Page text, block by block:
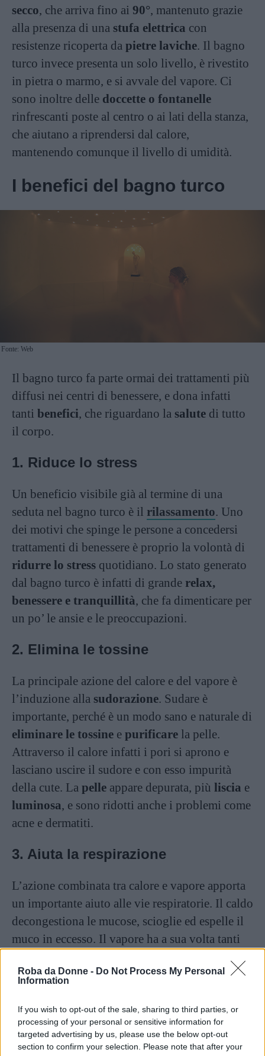
Roba da Donne - Do Not Process My Personal
Information
If you wish to opt-out of the sale, sharing to third parties, or
processing of your personal or sensitive information for
targeted advertising by us, please use the below opt-out
section to confirm your selection. Please note that after your
secco, che arriva fino ai 90°, mantenuto grazie
alla presenza di una stufa elettrica con
resistenze ricoperta da pietre laviche. Il bagno
turco invece presenta un solo livello, è rivestito
in pietra o marmo, e si avvale del vapore. Ci
sono inoltre delle doccette o fontanelle
rinfrescanti poste al centro o ai lati della stanza,
che aiutano a riprendersi dal calore,
mantenendo comunque il livello di umidità.
I benefici del bagno turco
Fonte: Web
Il bagno turco fa parte ormai dei trattamenti più
diffusi nei centri di benessere, e dona infatti
tanti benefici, che riguardano la salute di tutto
il corpo.
1. Riduce lo stress
Un beneficio visibile già al termine di una
seduta nel bagno turco è il rilassamento. Uno
dei motivi che spinge le persone a concedersi
trattamenti di benessere è proprio la volontà di
ridurre lo stress quotidiano. Lo stato generato
dal bagno turco è infatti di grande relax,
benessere e tranquillità, che fa dimenticare per
un po’ le ansie e le preoccupazioni.
2. Elimina le tossine
La principale azione del calore e del vapore è
l’induzione alla sudorazione. Sudare è
importante, perché è un modo sano e naturale di
eliminare le tossine e purificare la pelle.
Attraverso il calore infatti i pori si aprono e
lasciano uscire il sudore e con esso impurità
della cute. La pelle appare depurata, più liscia e
luminosa, e sono ridotti anche i problemi come
acne e dermatiti.
3. Aiuta la respirazione
L’azione combinata tra calore e vapore apporta
un importante aiuto alle vie respiratorie. Il caldo
decongestiona le mucose, scioglie ed espelle il
muco in eccesso. Il vapore ha a sua volta tanti
proprietà rilassanti, stimola la circolazione
maggiormente i polmoni e i tessuti, che
risultano più tonici.